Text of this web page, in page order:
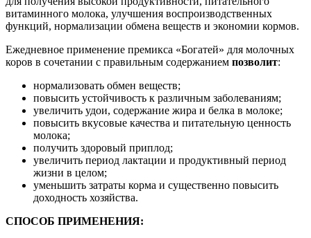
витаминного молока, улучшения воспроизводственных
функций, нормализации обмена веществ и экономии кормов.
Ежедневное применение премикса «Богатей» для молочных
коров в сочетании с правильным содержанием позволит:
нормализовать обмен веществ;
повысить устойчивость к различным заболеваниям;
увеличить удои, содержание жира и белка в молоке;
повысить вкусовые качества и питательную ценность
молока;
получить здоровый приплод;
увеличить период лактации и продуктивный период
жизни в целом;
уменьшить затраты корма и существенно повысить
доходность хозяйства.
СПОСОБ ПРИМЕНЕНИЯ: